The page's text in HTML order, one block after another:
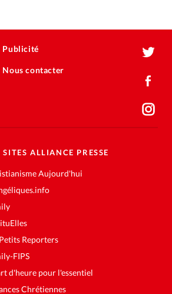
Publicité
Nous contacter
SITES ALLIANCE PRESSE
Aujourd'hui
Reporters
FIPS
d'heure pour l'essentiel
Chrétiennes